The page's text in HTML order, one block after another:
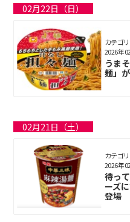
02月22日（日）
カテゴ
うま
麺」
2026年
02月21日（土）
カテゴ
待っ
ーズ
登場
2026年